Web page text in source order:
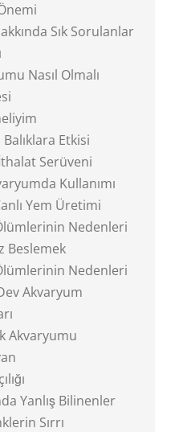
Sık Sorulanlar
Nasıl Olmalı
Etkisi
Serüveni
Kullanımı
Yem Üretimi
Nedenleri
Beslemek
Nedenleri
Akvaryum
Akvaryumu
Yanlış Bilinenler
Sırrı